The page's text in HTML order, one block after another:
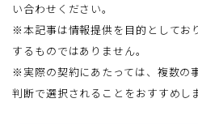
い合わせください。
※本記事は情報提供を目的としてお
するものではありません。
※実際の契約にあたっては、複数の
判断で選択されることをおすすめし